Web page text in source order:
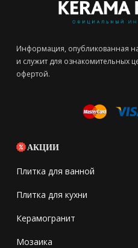
Информация, опубликованная
и служит для ознакомительных
офертой.
АКЦИИ
Плитка для ванной
Плитка для кухни
Керамогранит
Мозаика